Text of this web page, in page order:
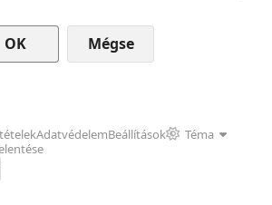
Mégse
AdatvédelemBeállítások
Téma